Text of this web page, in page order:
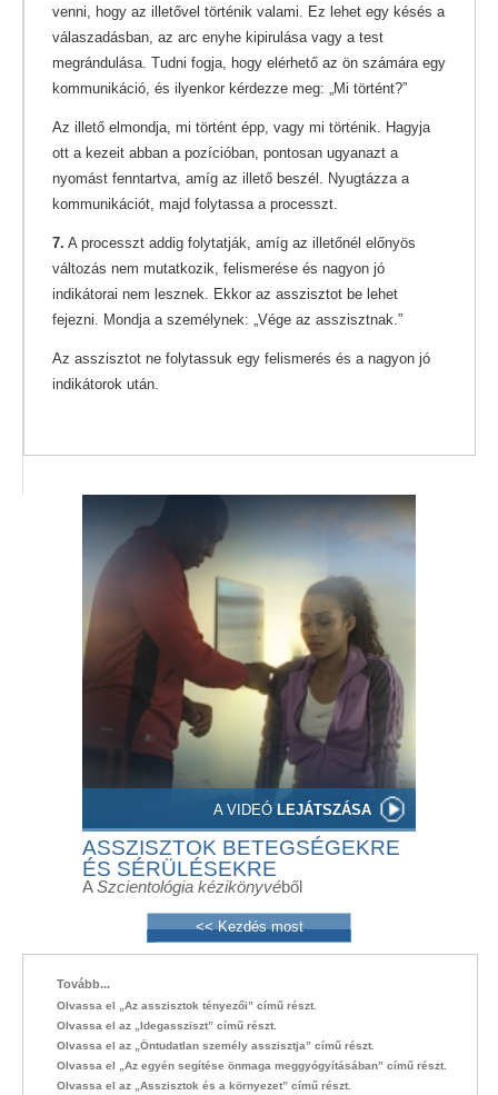
A VIDEÓ LEJÁTSZÁSA
ASSZISZTOK BETEGSÉGEKRE
ÉS SÉRÜLÉSEKRE
ASzcientológia kézikönyvéből
<< Kezdés most
venni, hogy az illetővel történik valami. Ez lehet egy késés a
válaszadásban, az arc enyhe kipirulása vagy a test
megrándulása. Tudni fogja, hogy elérhető az ön számára egy
kommunikáció, és ilyenkor kérdezze meg: „Mi történt?”
Az illető elmondja, mi történt épp, vagy mi történik. Hagyja
ott a kezeit abban a pozícióban, pontosan ugyanazt a
nyomást fenntartva, amíg az illető beszél. Nyugtázza a
kommunikációt, majd folytassa a processzt.
7. A processzt addig folytatják, amíg az illetőnél előnyös
változás nem mutatkozik, felismerése és nagyon jó
indikátorai nem lesznek. Ekkor az asszisztot be lehet
fejezni. Mondja a személynek: „Vége az asszisztnak.”
Az asszisztot ne folytassuk egy felismerés és a nagyon jó
indikátorok után.
Tovább...
Olvassa el „Az asszisztok tényezői” című részt.
Olvassa el az „Idegassziszt” című részt.
Olvassa el az „Öntudatlan személy asszisztja” című részt.
Olvassa el „Az egyén segítése önmaga meggyógyításában” című részt.
Olvassa el az „Asszisztok és a környezet” című részt.